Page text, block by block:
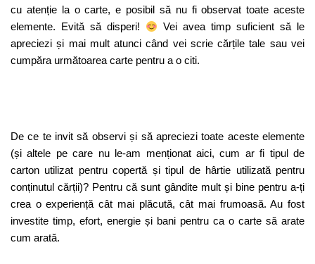
cu atenție la o carte, e posibil să nu fi observat toate aceste
elemente. Evită să disperi!
Vei avea timp suficient să le
apreciezi și mai mult atunci când vei scrie cărțile tale sau vei
cumpăra următoarea carte pentru a o citi.
De ce te invit să observi și să apreciezi toate aceste elemente
(și altele pe care nu le-am menționat aici, cum ar fi tipul de
carton utilizat pentru copertă și tipul de hârtie utilizată pentru
conținutul cărții)? Pentru că sunt gândite mult și bine pentru a-ți
crea o experiență cât mai plăcută, cât mai frumoasă. Au fost
investite timp, efort, energie și bani pentru ca o carte să arate
cum arată.